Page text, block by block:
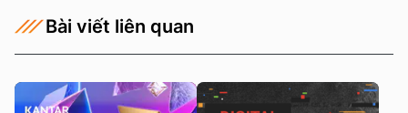
Bài viết liên quan